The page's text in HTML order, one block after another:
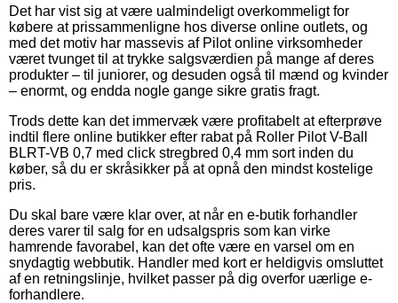
Det har vist sig at være ualmindeligt overkommeligt for
købere at prissammenligne hos diverse online outlets, og
med det motiv har massevis af Pilot online virksomheder
været tvunget til at trykke salgsværdien på mange af deres
produkter – til juniorer, og desuden også til mænd og kvinder
– enormt, og endda nogle gange sikre gratis fragt.
Trods dette kan det immervæk være profitabelt at efterprøve
indtil flere online butikker efter rabat på Roller Pilot V-Ball
BLRT-VB 0,7 med click stregbred 0,4 mm sort inden du
køber, så du er skråsikker på at opnå den mindst kostelige
pris.
Du skal bare være klar over, at når en e-butik forhandler
deres varer til salg for en udsalgspris som kan virke
hamrende favorabel, kan det ofte være en varsel om en
snydagtig webbutik. Handler med kort er heldigvis omsluttet
af en retningslinje, hvilket passer på dig overfor uærlige e-
forhandlere.